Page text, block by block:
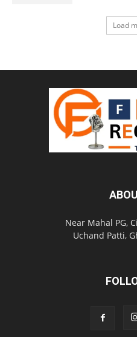
Load
Near Mahal PG,
Uchand Patti,